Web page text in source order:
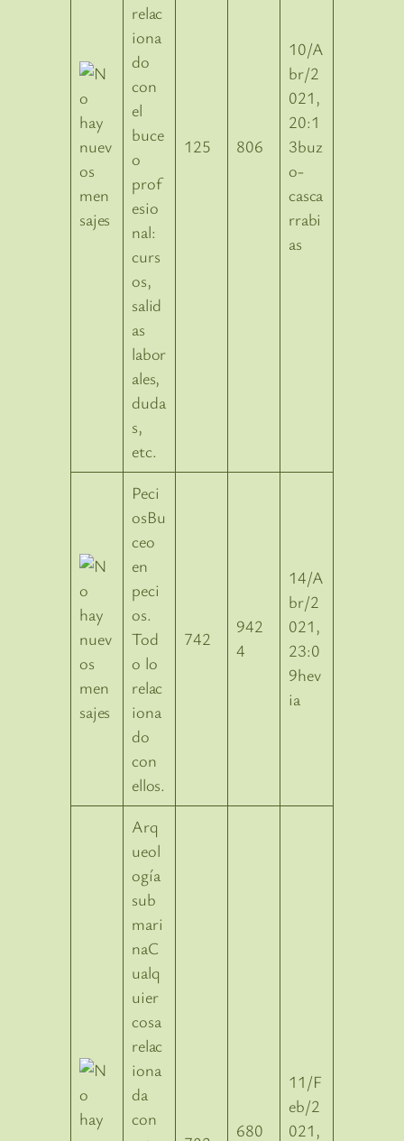
relac
iona
do
con
el
buce
o
prof
esio
nal:
curs
os,
salid
as
labor
ales,
duda
s,
etc.
125 806
10/A
br/2
021,
20:1
3buz
o-
casca
rrabi
as
Peci
osBu
ceo
en
peci
os.
Tod
o lo
relac
iona
do
con
ellos.
742
942
4
14/A
br/2
021,
23:0
9hev
ia
Arq
ueol
ogía
sub
mari
naC
ualq
uier
cosa
relac
iona
da
con
680
11/F
eb/2
021,